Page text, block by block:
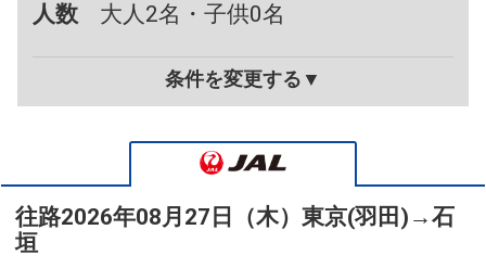
人数
大人2名・子供0名
条件を変更する▼
往路2026年08月27日（木） 東京(羽田) →石
垣